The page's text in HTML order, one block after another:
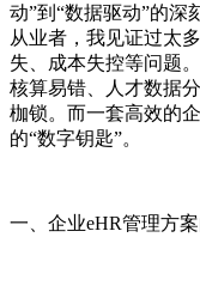
动”到“数据驱动”的深
从业者，我见证过太
失、成本失控等问题
核算易错、人才数据
枷锁。而一套高效的
的“数字钥匙”。
一、企业eHR管理方